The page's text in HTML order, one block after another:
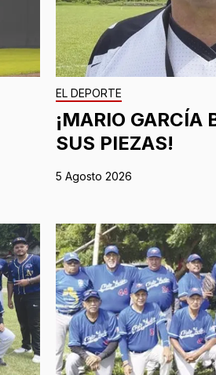
EL DEPORTE
¡MARIO GARCÍA
SUS PIEZAS!
5 Agosto 2026